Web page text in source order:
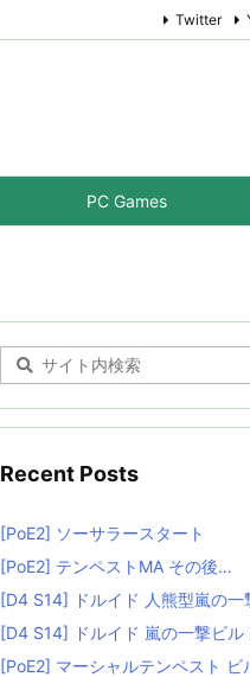
PC Games
Twitter
Recent Posts
[PoE2] ソーサラースタート
[PoE2] テンペストMA その後…
[D4 S14] ドルイド 人熊型嵐の一
[D4 S14] ドルイド 嵐の一撃ビル
[PoE2] マーシャルテンペスト ビ